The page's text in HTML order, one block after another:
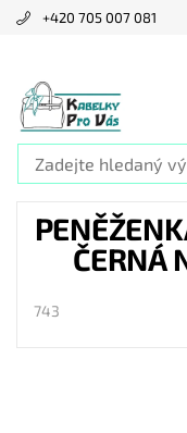
+420 705 007 081
ČERNÁ
743